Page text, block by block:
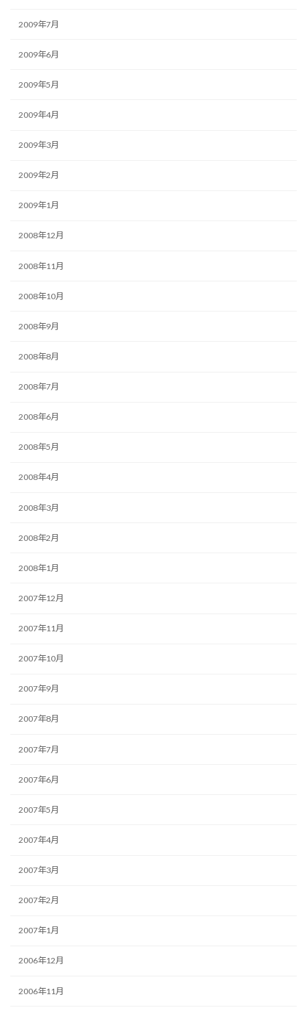
2009年7月
2009年6月
2009年5月
2009年4月
2009年3月
2009年2月
2009年1月
2008年12月
2008年11月
2008年10月
2008年9月
2008年8月
2008年7月
2008年6月
2008年5月
2008年4月
2008年3月
2008年2月
2008年1月
2007年12月
2007年11月
2007年10月
2007年9月
2007年8月
2007年7月
2007年6月
2007年5月
2007年4月
2007年3月
2007年2月
2007年1月
2006年12月
2006年11月